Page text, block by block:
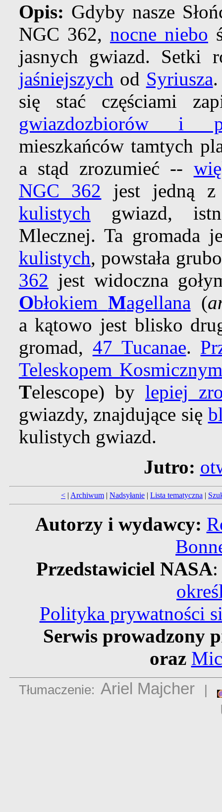
Opis: Gdyby nasze
NGC 362, nocne niebo
jasnych gwiazd. Setki
jaśniejszych od Syriusza
się stać częściami
gwiazdozbiorów i
mieszkańców tamtych
a stąd zrozumieć --
NGC 362 jest jedną
kulistych gwiazd,
Mlecznej. Ta gromada
kulistych, powstała
362 jest widoczna
Obłokiem Magellana (
a kątowo jest blisko
gromad, 47 Tucanae.
Teleskopem
Telescope) by lepiej
gwiazdy, znajdujące się
kulistych gwiazd.
Jutro:
< | Archiwum | Nadsyłanie | Lista tematyczna |
Autorzy i wydawcy:
Przedstawiciel NASA
Polityka prywatności
Serwis prowadzony
oraz
Tłumaczenie: Ariel Majcher |